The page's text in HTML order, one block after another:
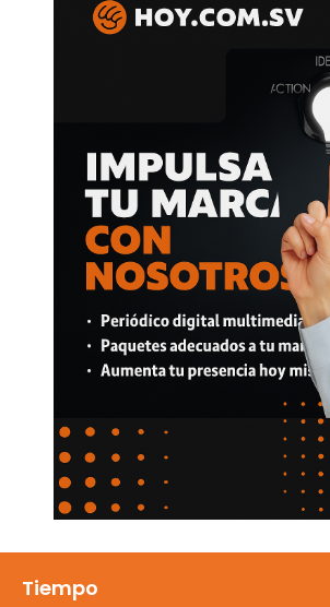
Tiempo